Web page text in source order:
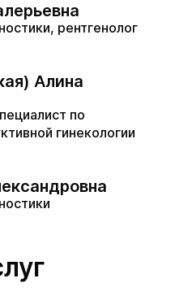
рентгенолог
Алина
по
гинекологии